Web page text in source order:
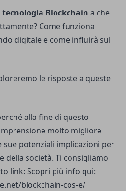
tecnologia Blockchain a che
Come funziona
digitale e come influirà sul
le risposte a queste
alla fine di questo
molto migliore
sue potenziali implicazioni per
della società. Ti consigliamo
link: Scopri più info qui:
blockchain-cos-e/